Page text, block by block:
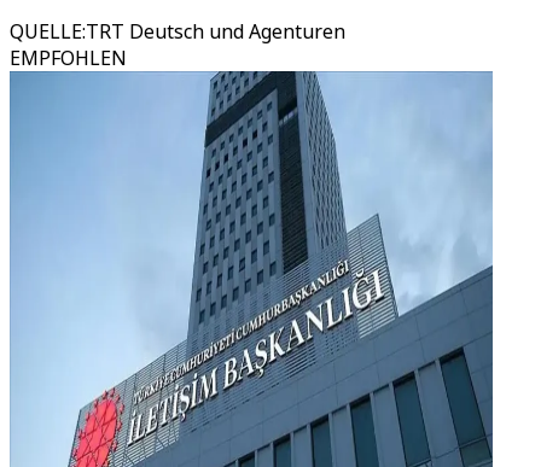
QUELLE:TRT Deutsch und Agenturen
EMPFOHLEN